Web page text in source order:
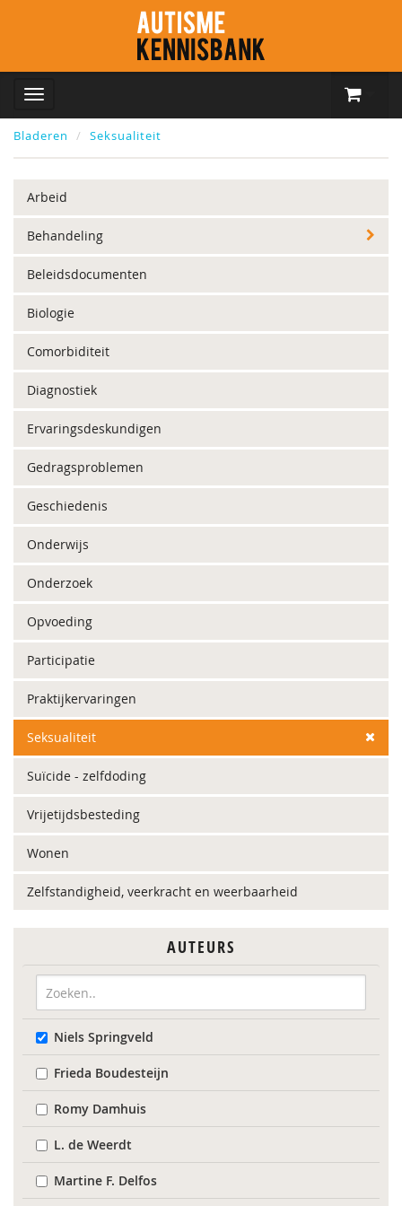
Bladeren Seksualiteit
Arbeid
Behandeling
Beleidsdocumenten
Biologie
Comorbiditeit
Diagnostiek
Ervaringsdeskundigen
Gedragsproblemen
Geschiedenis
Onderwijs
Onderzoek
Opvoeding
Participatie
Praktijkervaringen
Seksualiteit
Suïcide - zelfdoding
Vrijetijdsbesteding
Wonen
Zelfstandigheid, veerkracht en weerbaarheid
AUTEURS
Niels Springveld
Frieda Boudesteijn
Romy Damhuis
L. de Weerdt
Martine F. Delfos